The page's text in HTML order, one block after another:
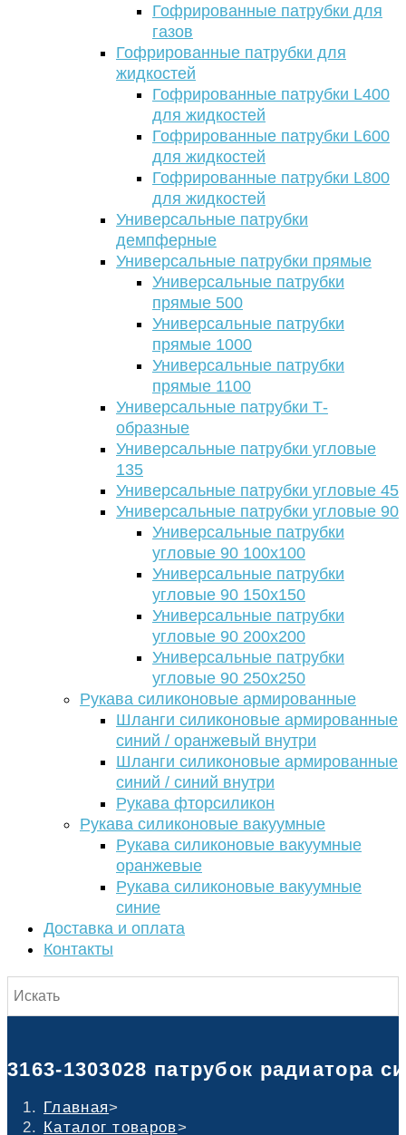
Гофрированные патрубки для
газов
Гофрированные патрубки для
жидкостей
Гофрированные патрубки L400
для жидкостей
Гофрированные патрубки L600
для жидкостей
Гофрированные патрубки L800
для жидкостей
Универсальные патрубки
демпферные
Универсальные патрубки прямые
Универсальные патрубки
прямые 500
Универсальные патрубки
прямые 1000
Универсальные патрубки
прямые 1100
Универсальные патрубки Т-
образные
Универсальные патрубки угловые
135
Универсальные патрубки угловые 45
Универсальные патрубки угловые 90
Универсальные патрубки
угловые 90 100х100
Универсальные патрубки
угловые 90 150х150
Универсальные патрубки
угловые 90 200х200
Универсальные патрубки
угловые 90 250х250
Рукава силиконовые армированные
Шланги силиконовые армированные
синий / оранжевый внутри
Шланги силиконовые армированные
синий / синий внутри
Рукава фторсиликон
Рукава силиконовые вакуумные
Рукава силиконовые вакуумные
оранжевые
Рукава силиконовые вакуумные
синие
Доставка и оплата
Контакты
3163-1303028 патрубок радиатора
Главная>
Каталог товаров>